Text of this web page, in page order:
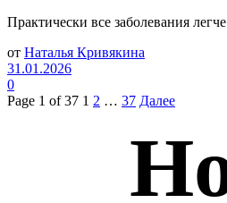
Практически все заболевания
от Наталья Кривякина
31.01.2026
0
Page 1 of 37 1 2 … 37 Далее